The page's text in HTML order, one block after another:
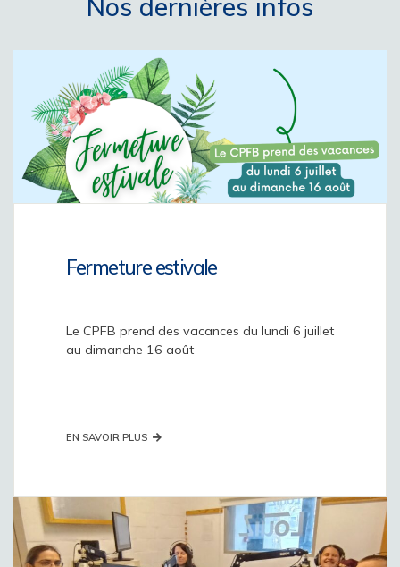
Fermeture estivale
Le CPFB prend des vacances du lundi 6 juillet
au dimanche 16 août
EN SAVOIR PLUS